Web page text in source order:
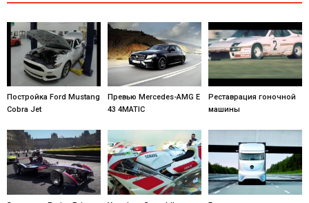
Постройка Ford Mustang
Cobra Jet
Превью Mercedes-AMG E
43 4MATIC
Реставрация гоночной
машины